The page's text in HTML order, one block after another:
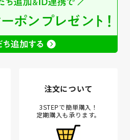
注文について
3STEPで簡単購入！
定期購入も承ります。